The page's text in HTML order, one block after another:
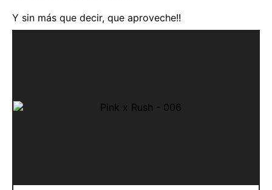
Y sin más que decir, que aproveche!!